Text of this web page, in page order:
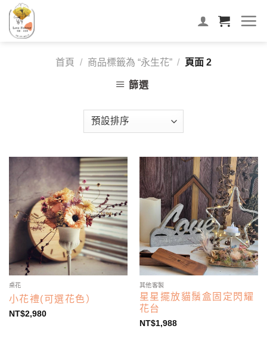
首頁 / 商品標籤為 “永生花” / 頁面 2
篩選
桌花
小花禮(可選花色）
NT$2,980
其他客製
星星擺放貓鬚盒固定閃耀
花台
NT$1,988